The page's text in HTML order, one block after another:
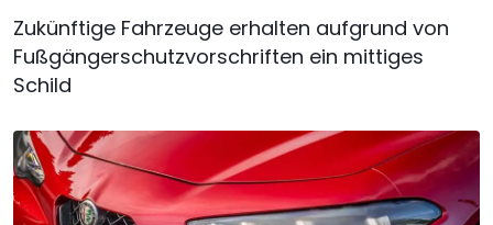
Zukünftige Fahrzeuge erhalten aufgrund von
Fußgängerschutzvorschriften ein mittiges
Schild